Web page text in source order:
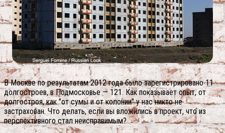
В Москве по результатам 2012 года было зарегистрировано 11
долгостроев, в Подмосковье — 121. Как показывает опыт, от
долгостроя, как "от сумы и от колонии" у нас никто не
застрахован. Что делать, если вы вложились в проект, что из
перспективного стал неисправимым?